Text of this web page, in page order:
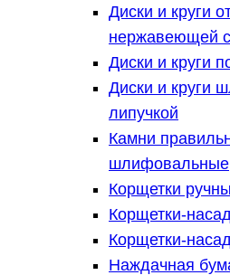
Диски и круги
нержавеющей
Диски и круги
Диски и круги
липучкой
Камни
шлифовальные
Корщетки
Корщетки-
Корщетки-
Наждачная